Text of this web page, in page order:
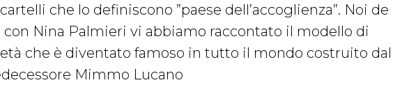
che lo definiscono ”paese dell’accoglienza”. Noi de
con Nina Palmieri vi abbiamo raccontato il modello di
che è diventato famoso in tutto il mondo costruito dal
Mimmo Lucano